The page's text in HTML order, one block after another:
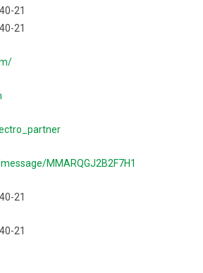
21
21
MMARQGJ2B2F7H1
21
21